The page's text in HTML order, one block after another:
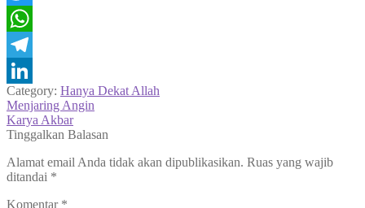
Twitter
WhatsApp
Telegram
LinkedIn
Category: Hanya Dekat Allah
Navigasi
pos
Previous
post:
Menjaring Angin
Next
post:
Karya Akbar
Tinggalkan Balasan
Alamat email Anda tidak akan dipublikasikan. Ruas yang wajib
ditandai *
Komentar *